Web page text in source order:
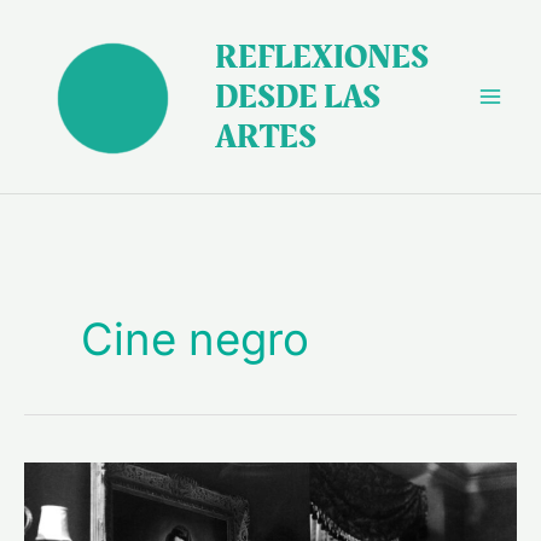
contenido
REFLEXIONES
DESDE LAS
ARTES
Cine negro
(1944):
a